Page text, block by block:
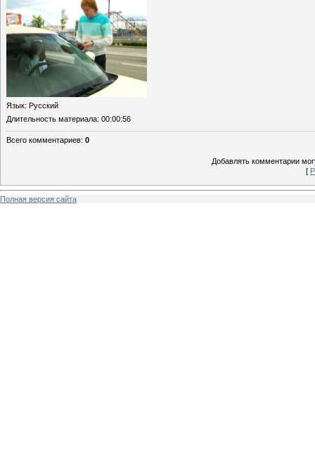
Язык: Русский
Длительность материала: 00:00:56
Всего комментариев: 0
Добавлять комментарии
[
Полная версия сайта